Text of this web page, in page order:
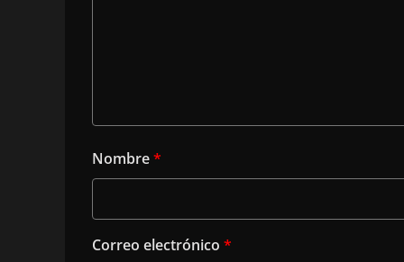
Nombre*
Correo electrónico *